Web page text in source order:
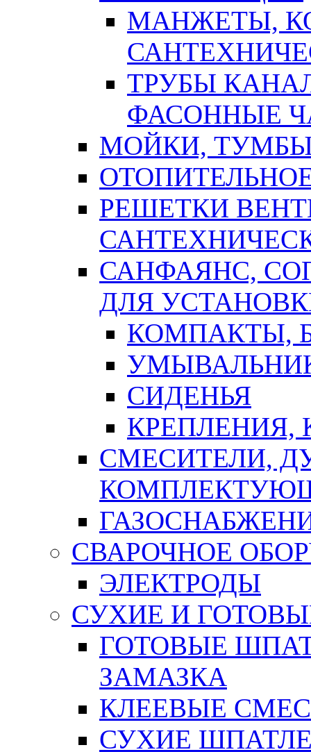
МАНЖЕТЫ,
ТРУБЫ
ФАСОННЫЕ
МОЙКИ,
РЕШЕТКИ
САНФАЯНС,
ДЛЯ
КОМПАКТЫ,
СИДЕНЬЯ
СМЕСИТЕЛИ,
СВАРОЧНОЕ
ЭЛЕКТРОДЫ
СУХИЕ И
ГОТОВЫЕ
ЗАМАЗКА
КЛЕЕВЫЕ
СУХИЕ